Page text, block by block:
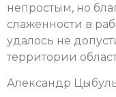
непростым, но
слаженности в
удалось не
территории
Александр